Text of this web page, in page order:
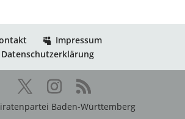
Impressum
Datenschutzerklärung
Baden-Württemberg